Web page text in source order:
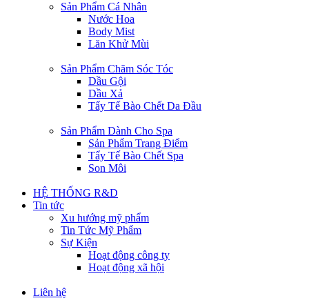
Sản Phẩm Cá Nhân
Nước Hoa
Body Mist
Lăn Khử Mùi
Sản Phẩm Chăm Sóc Tóc
Dầu Gội
Dầu Xả
Tẩy Tế Bào Chết Da Đầu
Sản Phẩm Dành Cho Spa
Sản Phẩm Trang Điểm
Tẩy Tế Bào Chết Spa
Son Môi
HỆ THỐNG R&D
Tin tức
Xu hướng mỹ phẩm
Tin Tức Mỹ Phẩm
Sự Kiện
Hoạt động công ty
Hoạt động xã hội
Liên hệ